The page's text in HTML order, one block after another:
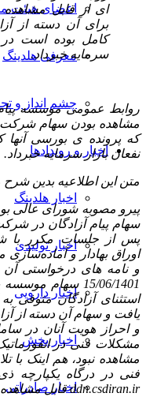
اعضای هیئت
معرفی هلدینگ
چشم انداز و
اخبار و رویدادها
اخبار هلدینگ
اخبار تولیدی
اخبار دارویی
اخبار پخش
اخبار صادراتی
ای از قابل
برای آن دسته از
کامل بوده است در
سرمایه خبرداد.
روابط عمومی موسسه پیام
مشاهده بودن سهام شرکت
که پرونده ی بورسی آنها
نفعان بازار سرمایه خبرداد.
متن این اطلاعیه بدین
پیرو مصوبه‌ شورای عالی
سهام پیام آزادگان در
پس از جلسات مکرر با
اوراق بهادار و آماده‌سازی
و نامه های درخواستی
15/06/1401 سهام
استثنای آزادگان متوفی
یافت و سهام آن دسته از
و احراز هویت آنان در
مشکلات فنی در
مشاهده نبود، هم ‌اینک
فنی در درگاه یکپارچه
ddn.csdiran.ir قابل مشاهده است.